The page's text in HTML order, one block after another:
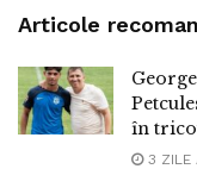
Articole
în
3 ZILE